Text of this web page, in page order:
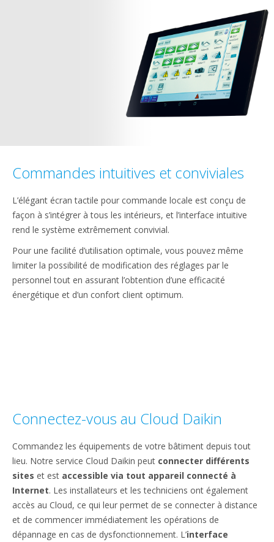
Commandes intuitives et conviviales
L’élégant écran tactile pour commande locale est conçu de
façon à s’intégrer à tous les intérieurs, et l’interface intuitive
rend le système extrêmement convivial.
Pour une facilité d’utilisation optimale, vous pouvez même
limiter la possibilité de modification des réglages par le
personnel tout en assurant l’obtention d’une efficacité
énergétique et d’un confort client optimum.
Connectez-vous au Cloud Daikin
Commandez les équipements de votre bâtiment depuis tout
lieu. Notre service Cloud Daikin peut connecter différents
sites et est accessible via tout appareil connecté à
Internet. Les installateurs et les techniciens ont également
accès au Cloud, ce qui leur permet de se connecter à distance
et de commencer immédiatement les opérations de
dépannage en cas de dysfonctionnement. L’interface